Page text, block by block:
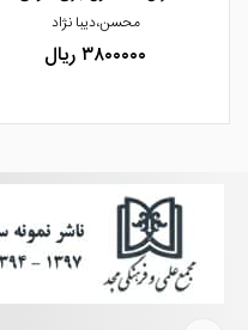
محسن،دیبا نژاد
۳۸۰۰۰۰۰ ریال